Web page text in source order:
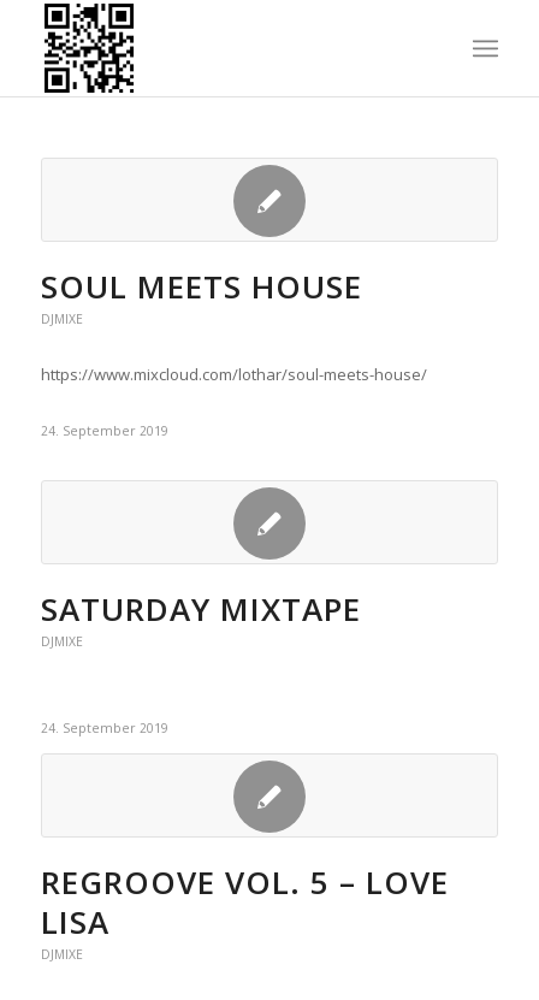
SOUL MEETS HOUSE
DJMIXE
https://www.mixcloud.com/lothar/soul-meets-house/
24. September 2019
SATURDAY MIXTAPE
DJMIXE
24. September 2019
REGROOVE VOL. 5 – LOVE
LISA
DJMIXE